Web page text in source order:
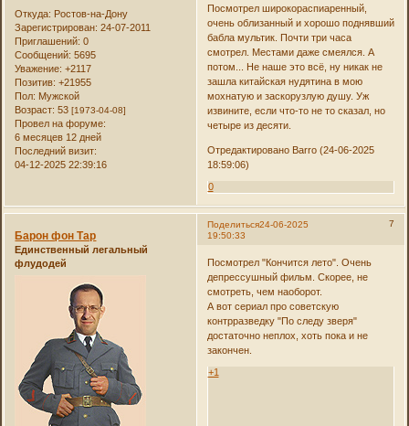
Откуда: Ростов-на-Дону
Зарегистрирован: 24-07-2011
Приглашений: 0
Сообщений: 5695
Уважение: +2117
Позитив: +21955
Пол: Мужской
Возраст: 53[1973-04-08]
Провел на форуме:
6 месяцев 12 дней
Последний визит:
04-12-2025 22:39:16
Посмотрел широкораспиаренный,
очень облизанный и хорошо поднявший
бабла мультик. Почти три часа
смотрел. Местами даже смеялся. А
потом... Не наше это всё, ну никак не
зашла китайская нудятина в мою
мохнатую и заскорузлую душу. Уж
извините, если что-то не то сказал, но
четыре из десяти.
Отредактировано Barro (24-06-2025
18:59:06)
0
Поделиться 7
24-06-2025
19:50:33
Барон фон Тар
Единственный легальный
флудодей
Посмотрел "Кончится лето". Очень
депрессушный фильм. Скорее, не
смотреть, чем наоборот.
А вот сериал про советскую
контрразведку "По следу зверя"
достаточно неплох, хоть пока и не
закончен.
+1